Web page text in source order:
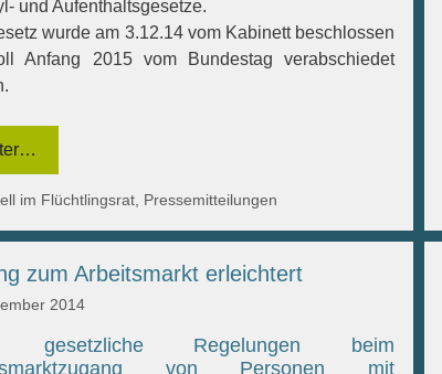
und Aufenthaltsgesetze.
wurde am 3.12.14 vom Kabinett beschlossen
Anfang 2015 vom Bundestag verabschiedet
im Flüchtlingsrat Pressemitteilungen
zum Arbeitsmarkt erleichtert
2014
gesetzliche Regelungen beim
von Personen mit